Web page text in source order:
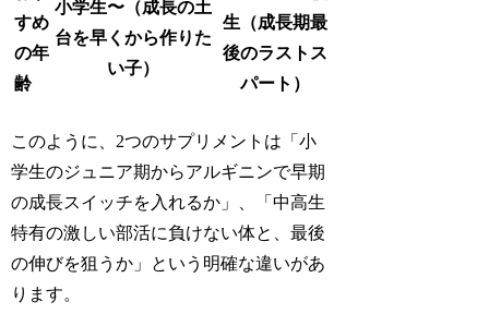
すめ
の年
齢
小学生〜（成長の土
台を早くから作りた
い子）
生（成長期最
後のラストス
パート）
このように、2つのサプリメントは「小
学生のジュニア期からアルギニンで早期
の成長スイッチを入れるか」、「中高生
特有の激しい部活に負けない体と、最後
の伸びを狙うか」という明確な違いがあ
ります。